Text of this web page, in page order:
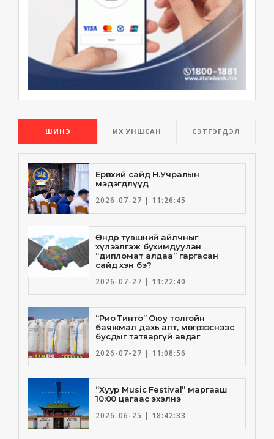
ШИНЭ ИХ УНШСАН СЭТГЭГДЭЛ
Ерөнхий сайд Н.Учралын
мэдэгдлүүд
2026-07-27 | 11:26:45
Өндөр түвшний айлчныг
хүлээлгэж бухимдуулан
“дипломат алдаа” гаргасан
сайд хэн бэ?
2026-07-27 | 11:22:40
“Рио Тинто” Оюу толгойн
баяжмал дахь алт, мөнгө, зэснээс
бусдыг татваргүй авдаг
2026-07-27 | 11:08:56
“Хуур Music Festival” маргааш
10:00 цагаас эхэлнэ
2026-06-25 | 18:42:33